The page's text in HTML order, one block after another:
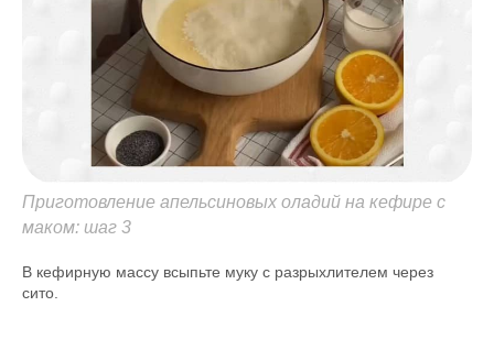
Приготовление апельсиновых оладий на кефире с
маком: шаг 3
В кефирную массу всыпьте муку с разрыхлителем через
сито.